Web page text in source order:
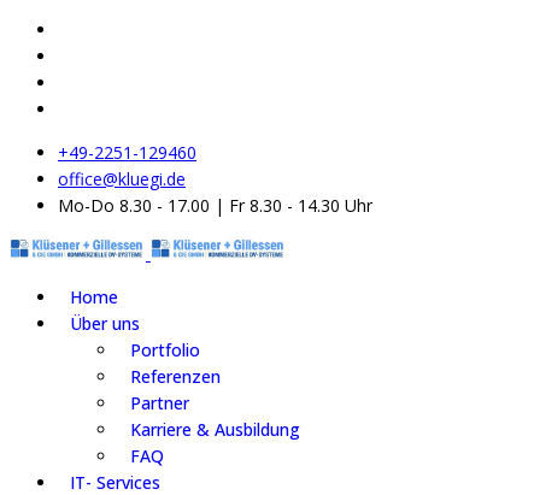
+49-2251-129460
office@kluegi.de
Mo-Do 8.30 - 17.00 | Fr 8.30 - 14.30 Uhr
Home
Über uns
Portfolio
Referenzen
Partner
Karriere & Ausbildung
FAQ
IT- Services